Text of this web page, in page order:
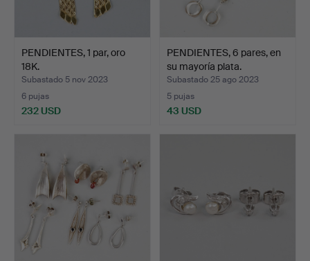
PENDIENTES, 1 par, oro
18K.
Subastado 5 nov 2023
6 pujas
232 USD
PENDIENTES, 6 pares, en
su mayoría plata.
Subastado 25 ago 2023
5 pujas
43 USD